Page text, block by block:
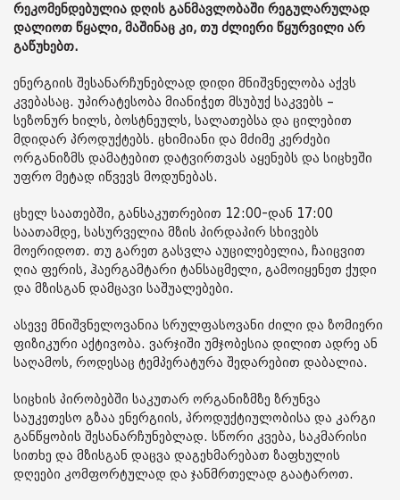
რეკომენდებულია დღის განმავლობაში რეგულარულად
დალიოთ წყალი, მაშინაც კი, თუ ძლიერი წყურვილი არ
გაწუხებთ.
ენერგიის შესანარჩუნებლად დიდი მნიშვნელობა აქვს
კვებასაც. უპირატესობა მიანიჭეთ მსუბუქ საკვებს –
სეზონურ ხილს, ბოსტნეულს, სალათებსა და ცილებით
მდიდარ პროდუქტებს. ცხიმიანი და მძიმე კერძები
ორგანიზმს დამატებით დატვირთვას აყენებს და სიცხეში
უფრო მეტად იწვევს მოდუნებას.
ცხელ საათებში, განსაკუთრებით 12:00-დან 17:00
საათამდე, სასურველია მზის პირდაპირ სხივებს
მოერიდოთ. თუ გარეთ გასვლა აუცილებელია, ჩაიცვით
ღია ფერის, ჰაერგამტარი ტანსაცმელი, გამოიყენეთ ქუდი
და მზისგან დამცავი საშუალებები.
ასევე მნიშვნელოვანია სრულფასოვანი ძილი და ზომიერი
ფიზიკური აქტივობა. ვარჯიში უმჯობესია დილით ადრე ან
საღამოს, როდესაც ტემპერატურა შედარებით დაბალია.
სიცხის პირობებში საკუთარ ორგანიზმზე ზრუნვა
საუკეთესო გზაა ენერგიის, პროდუქტიულობისა და კარგი
განწყობის შესანარჩუნებლად. სწორი კვება, საკმარისი
სითხე და მზისგან დაცვა დაგეხმარებათ ზაფხულის
დღეები კომფორტულად და ჯანმრთელად გაატაროთ.